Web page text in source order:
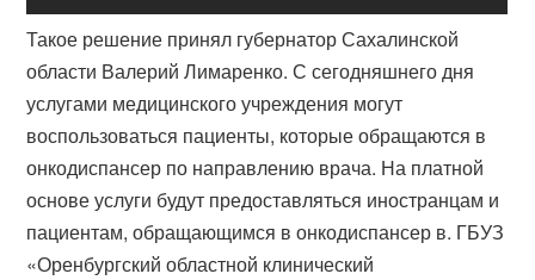
Такое решение принял губернатор Сахалинской
области Валерий Лимаренко. С сегодняшнего дня
услугами медицинского учреждения могут
воспользоваться пациенты, которые обращаются в
онкодиспансер по направлению врача. На платной
основе услуги будут предоставляться иностранцам и
пациентам, обращающимся в онкодиспансер в. ГБУЗ
«Оренбургский областной клинический